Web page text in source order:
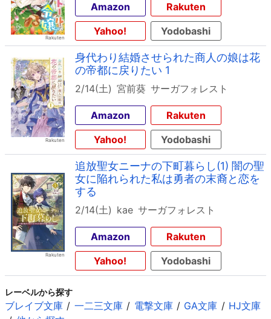
Amazon
Rakuten
Yahoo!
Yodobashi
身代わり結婚させられた商人の娘は花
の帝都に戻りたい 1
2/14(土) 宮前葵 サーガフォレスト
Amazon
Rakuten
Yahoo!
Yodobashi
追放聖女ニーナの下町暮らし(1) 闇の聖
女に陥れられた私は勇者の末裔と恋を
する
2/14(土) kae サーガフォレスト
Amazon
Rakuten
Yahoo!
Yodobashi
レーベルから探す
ブレイブ文庫 一二三文庫 電撃文庫 GA文庫
HJ文庫